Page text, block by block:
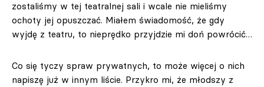
zostaliśmy w tej teatralnej sali i wcale nie mieliśmy
ochoty jej opuszczać. Miałem świadomość, że gdy
wyjdę z teatru, to nieprędko przyjdzie mi doń powrócić…
Co się tyczy spraw prywatnych, to może więcej o nich
napiszę już w innym liście. Przykro mi, że młodszy z